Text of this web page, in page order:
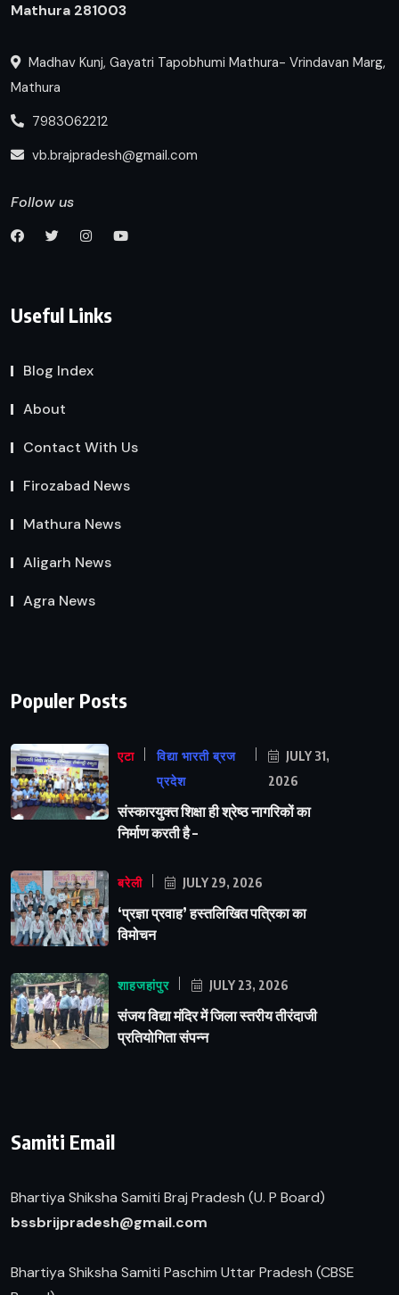
Mathura 281003
Madhav Kunj, Gayatri Tapobhumi Mathura- Vrindavan Marg,
Mathura
7983062212
vb.brajpradesh@gmail.com
Follow us
Useful Links
Blog Index
About
Contact With Us
Firozabad News
Mathura News
Aligarh News
Agra News
Populer Posts
एटा
विद्या भारती ब्रज
प्रदेश
JULY 31,
2026
संस्कारयुक्त शिक्षा ही श्रेष्ठ नागरिकों का
निर्माण करती है –
बरेली JULY 29, 2026
‘प्रज्ञा प्रवाह’ हस्तलिखित पत्रिका का
विमोचन
शाहजहांपुर JULY 23, 2026
संजय विद्या मंदिर में जिला स्तरीय तीरंदाजी
प्रतियोगिता संपन्न
Samiti Email
Bhartiya Shiksha Samiti Braj Pradesh (U. P Board)
bssbrijpradesh@gmail.com
Bhartiya Shiksha Samiti Paschim Uttar Pradesh (CBSE